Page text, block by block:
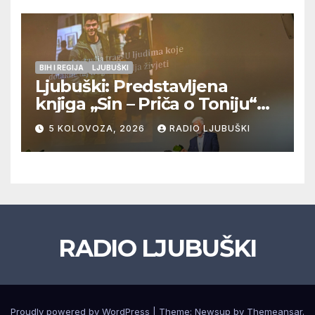
natjecanje
BIH I REGIJA LJUBUŠKI
Ljubuški: Predstavljena
knjiga „Sin – Priča o Toniju“
dr. sc. Zdenka Hercega
5 KOLOVOZA, 2026 RADIO LJUBUŠKI
RADIO LJUBUŠKI
Proudly powered by WordPress Theme: Newsup by Themeansar.